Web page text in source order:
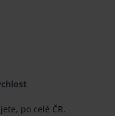
po celé ČR.